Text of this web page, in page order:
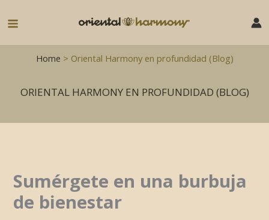
Main
MenuHome > Oriental Harmony en profundidad (Blog)
ORIENTAL HARMONY EN PROFUNDIDAD (BLOG)
Sumérgete en una burbuja
de bienestar